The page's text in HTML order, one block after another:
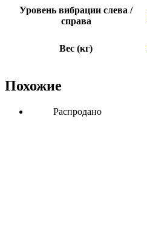
Уровень вибрации слева /
справа
Вес (кг)
Похожие
Распродано